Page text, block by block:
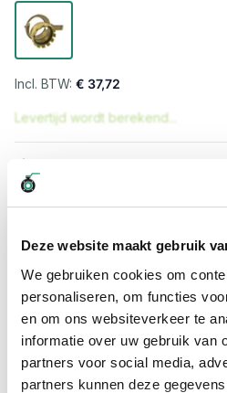
Deze website maakt gebruik
We gebruiken cookies om
personaliseren, om functies
en om ons websiteverkeer te
informatie over uw gebruik van
partners voor social media,
partners kunnen deze
€ 37,72
Levertijd wordt berekend...
Snelle levering
Snel naar
Meer informatie
Meer informatie